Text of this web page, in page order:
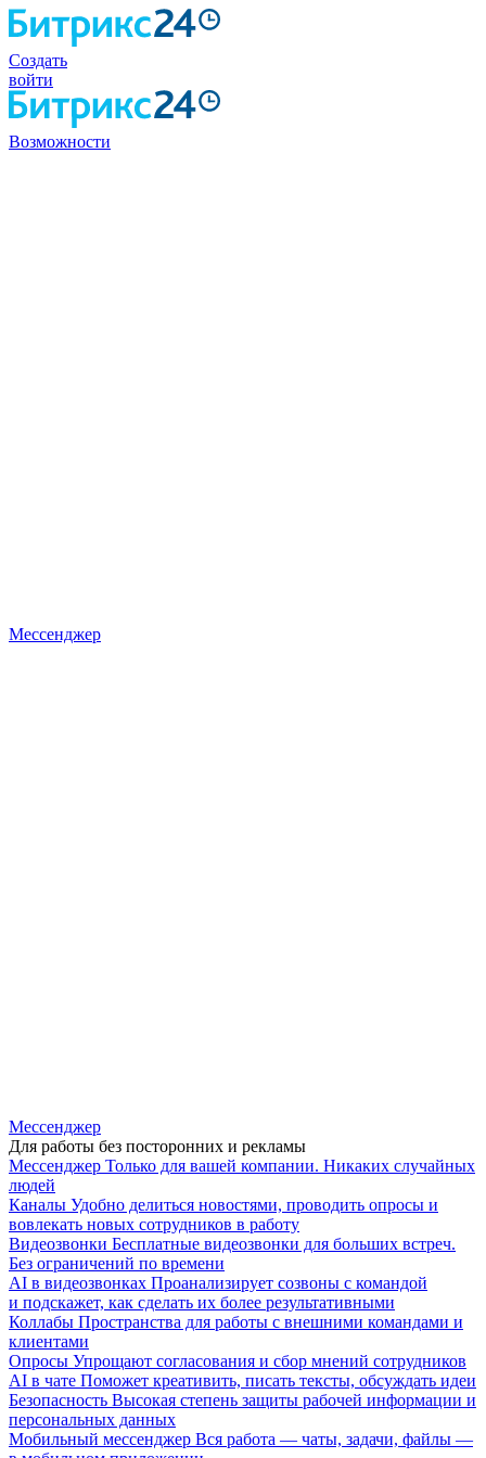
Создать
войти
Возможности
Мессенджер
Мессенджер
Для работы без посторонних и рекламы
Мессенджер Только для вашей компании. Никаких случайных
людей
Каналы Удобно делиться новостями, проводить опросы и
вовлекать новых сотрудников в работу
Видеозвонки Бесплатные видеозвонки для больших встреч.
Без ограничений по времени
AI в видеозвонках Проанализирует созвоны с командой
и подскажет, как сделать их более результативными
Коллабы Пространства для работы с внешними командами и
клиентами
Опросы Упрощают согласования и сбор мнений сотрудников
AI в чате Поможет креативить, писать тексты, обсуждать идеи
Безопасность Высокая степень защиты рабочей информации и
персональных данных
Мобильный мессенджер Вся работа — чаты, задачи, файлы —